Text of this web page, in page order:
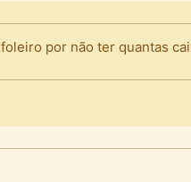
por não ter quantas